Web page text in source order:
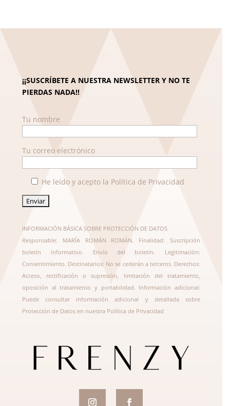
¡¡SUSCRÍBETE A NUESTRA NEWSLETTER Y NO TE
PIERDAS NADA!!
Tu nombre
Tu correo electrónico
He leído y acepto la Política de Privacidad
INFORMACIÓN BÁSICA SOBRE PROTECCIÓN DE DATOS
Responsable: MARÍA ROMÁN ROMÁN. Finalidad: Suscripción
boletín informativo. Envío del boletín. Legitimación:
Consentimiento. Destinatarios: No se cederán a terceros. Derechos:
Acceso, rectificación o supresión, limitación del tratamiento,
oposición al tratamiento y portabilidad. Información adicional:
Puede consultar información adicional y detallada sobre
Protección de Datos en nuestra Política de Privacidad